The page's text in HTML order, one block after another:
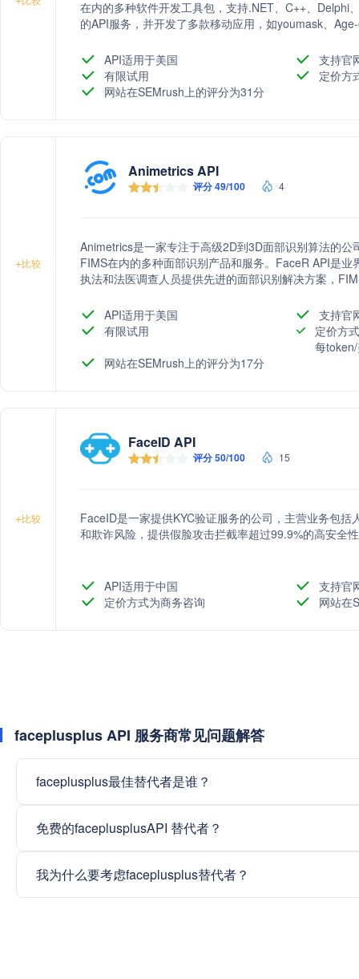
在内的多种软件开发工具包，支持.NET、C++、Delphi
的API服务，并开发了多款移动应用，如youmask、
API适用于美国
支持官
有限试用
定价方
网站在SEMrush上的评分为31分
+比较
Animetrics API
评分 49/100 4
Animetrics是一家专注于高级2D到3D面部识别算法的
FIMS在内的多种面部识别产品和服务。FaceR API是
执法和法医调查人员提供先进的面部识别解决方案，
API适用于美国
支持官
有限试用
定价方
每
网站在SEMrush上的评分为17分
+比较
FaceID API
评分 50/100 15
FaceID是一家提供KYC验证服务的公司，主营业务包
和欺诈风险，提供假脸攻击拦截率超过99.9%的高安全
API适用于中国
支持官
定价方式为商务咨询
网站在
faceplusplus API 服务商常见问题解答
faceplusplus最佳替代者是谁？
免费的faceplusplusAPI 替代者？
我为什么要考虑faceplusplus替代者？